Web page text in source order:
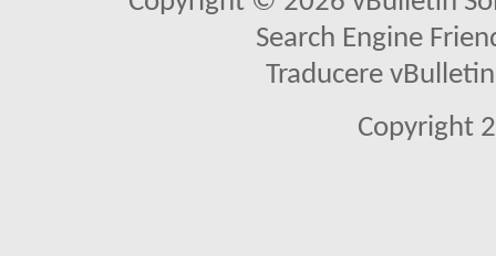
Search Engine
Traducere
Copyright